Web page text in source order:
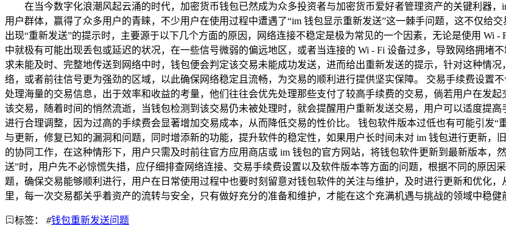
在当今数字化浪潮风起云涌的时代，加密货币钱包已然成为众多投资者与加密货币爱好者管理资产的关键利器
用户群体，赢得了众多用户的青睐，不少用户在使用过程中遭遇了“im 钱包显示重新发送”这一棘手问题，这不仅给
出现“重新发送”的提示时，主要源于以下几个方面的原因，网络连接不稳定是极为常见的一个因素，无论是使用 Wi
中就极有可能出现丢包或延迟的状况，在一些信号微弱的偏远地区，或者当连接的 Wi - Fi 设备过多，导致网络拥堵
求未能及时、完整地传送到网络中时，钱包便会判定该交易未能成功发送，进而给出重新发送的提示，针对这种情
络，或者前往信号更为强劲的区域，以此确保网络稳定且流畅，为交易的顺利进行提供坚实保障。 交易手续费设置
处理海量的交易信息，出于效率和收益的考量，他们往往会优先处理那些支付了较高手续费的交易，倘若用户在发
该交易，随着时间的悄然流逝，当钱包检测到该交易仍未被处理时，就会提醒用户重新发送交易，用户可以适度提
进行合理调整，因为过高的手续费会显著增加交易成本，从而降低交易的性价比。 钱包软件版本过低也有可能引发
与更新，修复已知的漏洞和问题，同时增添新的功能，提升软件的稳定性，如果用户长时间未对 im 钱包进行更新
的协同工作，在这种情形下，用户只需及时前往官方应用商店或 im 钱包的官方网站，将钱包软件更新到最新版本，
送”时，用户先不必惊慌失措，应仔细排查网络连接、交易手续费设置以及软件版本等方面的问题，根据不同的原因
题，确保交易能够顺利进行，用户在日常使用过程中也要时刻留意对钱包软件的关注与维护，及时进行更新和优化
里，每一次交易都关乎着资产的流转与安全，只有做好充分的准备和维护，才能在这个充满机遇与挑战的领域中稳健
标签： #钱包重新发送问题